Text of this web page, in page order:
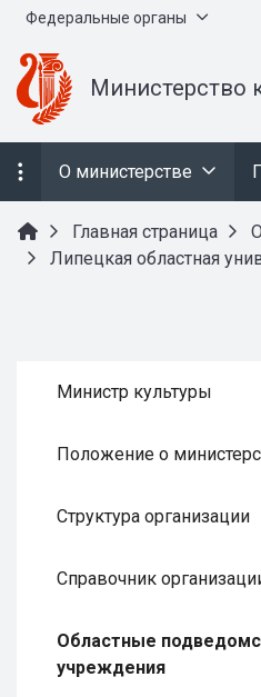
Федеральные органы
Министерство
О министерстве
Главная страница
Липецкая областная
Министр культуры
Положение о
Структура организации
Справочник
Областные
учреждения